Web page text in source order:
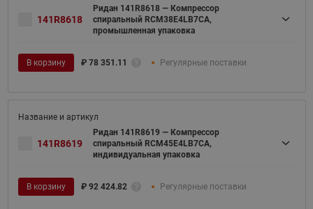
141R8618
Ридан 141R8618 — Компрессор
спиральный RCM38E4LB7CA,
промышленная упаковка
В корзину ₽ 78 351.11 Регулярные поставки
141R8619
Ридан 141R8619 — Компрессор
спиральный RCM45E4LB7CA,
индивидуальная упаковка
В корзину ₽ 92 424.82 Регулярные поставки